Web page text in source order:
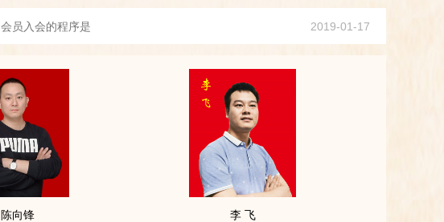
会员入会的程序是 2019-01-17
会员享有下列权利
会员履行下列义务
申请加入本会的会员，必须具备下列条件
陈向锋 李 飞